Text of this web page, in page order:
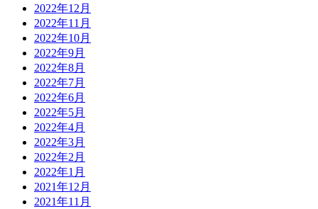
2022年12月
2022年11月
2022年10月
2022年9月
2022年8月
2022年7月
2022年6月
2022年5月
2022年4月
2022年3月
2022年2月
2022年1月
2021年12月
2021年11月